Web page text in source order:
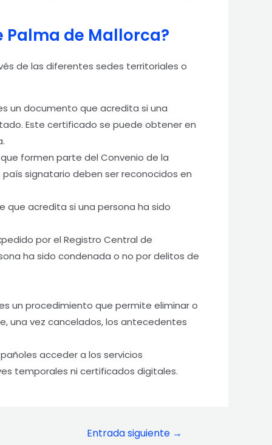
Palma de Mallorca?
de las diferentes sedes territoriales o
un documento que acredita si una
Este certificado se puede obtener en
formen parte del Convenio de la
signatario deben ser reconocidos en
acredita si una persona ha sido
por el Registro Central de
ha sido condenada o no por delitos de
un procedimiento que permite eliminar o
una vez cancelados, los antecedentes
acceder a los servicios
temporales ni certificados digitales.
Entrada siguiente →